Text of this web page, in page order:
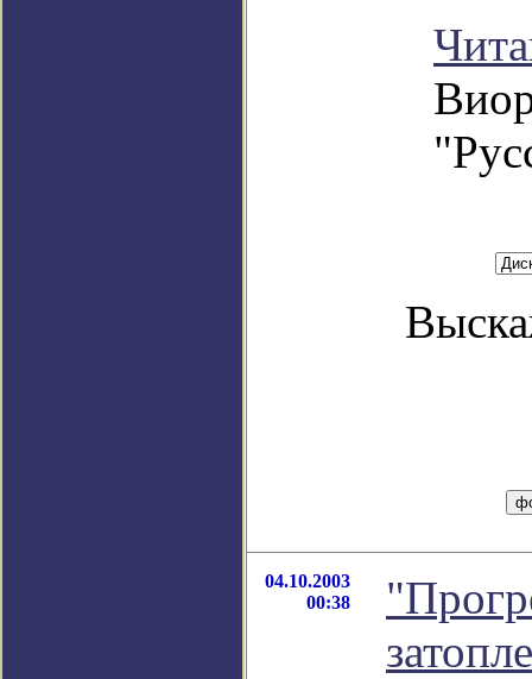
04.10.2003
00:38